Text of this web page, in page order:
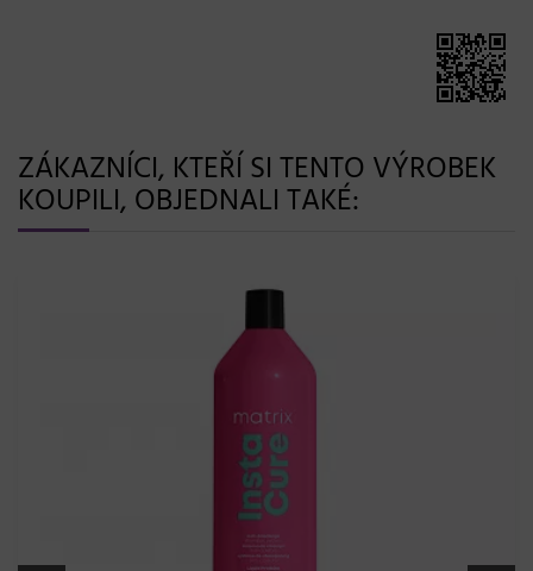
ZÁKAZNÍCI, KTEŘÍ SI TENTO VÝROBEK
KOUPILI, OBJEDNALI TAKÉ: